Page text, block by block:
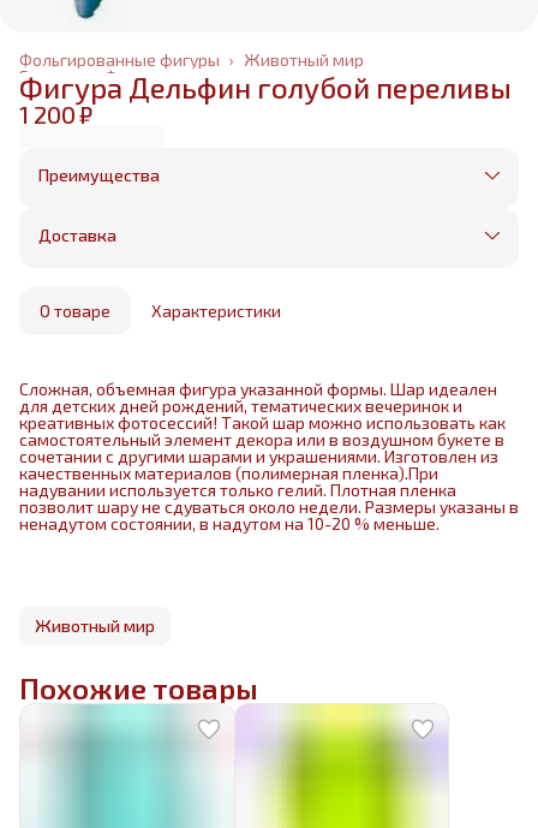
Животный мир
Фольгированные фигуры ›
Фольгированные шары
Главная
Фигура Дельфин голубой переливы
1 200 ₽
Преимущества
Оплата частями в Сплит
Бесплатная доставка в пределах КАД
маркетплейса
Доставка
О товаре Характеристики
Сложная, объемная фигура указанной формы. Шар идеален
для детских дней рождений, тематических вечеринок и
креативных фотосессий! Такой шар можно использовать как
самостоятельный элемент декора или в воздушном букете в
сочетании с другими шарами и украшениями. Изготовлен из
качественных материалов (полимерная пленка).При
надувании используется только гелий. Плотная пленка
позволит шару не сдуваться около недели. Размеры указаны в
ненадутом состоянии, в надутом на 10-20 % меньше.
Животный мир
Похожие товары